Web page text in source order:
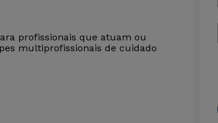
profissionais que atuam ou
multiprofissionais de cuidado